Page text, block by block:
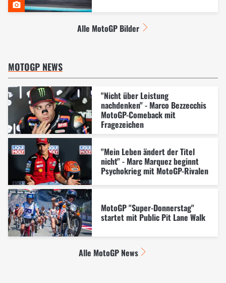
Alle MotoGP Bilder
MOTOGP NEWS
"Nicht über Leistung
nachdenken" - Marco Bezzecchis
MotoGP-Comeback mit
Fragezeichen
"Mein Leben ändert der Titel
nicht" - Marc Marquez beginnt
Psychokrieg mit MotoGP-Rivalen
MotoGP "Super-Donnerstag"
startet mit Public Pit Lane Walk
Alle MotoGP News